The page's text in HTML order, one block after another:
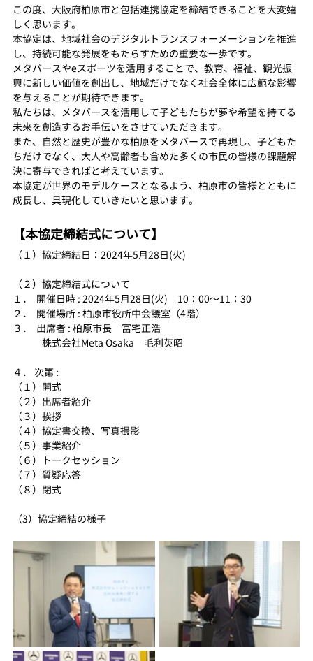
この度、大阪府柏原市と包括連携協定を締結できることを大変嬉
しく思います。
本協定は、地域社会のデジタルトランスフォーメーションを推進
し、持続可能な発展をもたらすための重要な一歩です。
メタバースやeスポーツを活用することで、教育、福祉、観光振
興に新しい価値を創出し、地域だけでなく社会全体に広範な影響
を与えることが期待できます。
私たちは、メタバースを活用して子どもたちが夢や希望を持てる
未来を創造するお手伝いをさせていただきます。
また、自然と歴史が豊かな柏原をメタバースで再現し、子どもた
ちだけでなく、大人や高齢者も含めた多くの市民の皆様の課題解
決に寄与できればと考えています。
本協定が世界のモデルケースとなるよう、柏原市の皆様とともに
成長し、具現化していきたいと思います。
【本協定締結式について】
（１）協定締結日：2024年5月28日(火)
（２）協定締結式について
１．  開催日時 : 2024年5月28日(火)　10：00～11：30
２．  開催場所 : 柏原市役所中会議室（4階）
３．  出席者 : 柏原市長　冨宅正浩
株式会社Meta Osaka　毛利英昭
４． 次第 :
（１）開式
（２）出席者紹介
（３）挨拶
（４）協定書交換、写真撮影
（５）事業紹介
（６）トークセッション
（７）質疑応答
（８）閉式
（3）協定締結の様子